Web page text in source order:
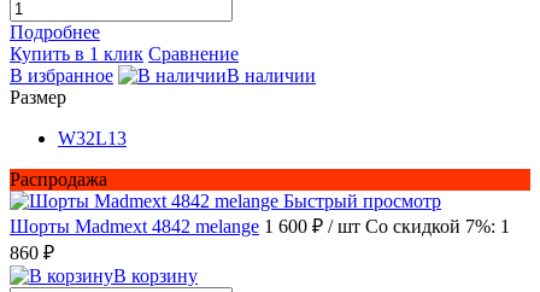
Подробнее
Купить в 1 клик Сравнение
В избранное
В наличии
Размер
W32L13
Распродажа
Быстрый просмотр
Шорты Madmext 4842 melange 1 600 ₽ / шт Со скидкой 7%: 1
860 ₽
В корзину